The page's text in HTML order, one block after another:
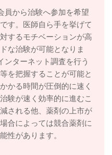
員から治験へ参加を希望
す。医師自ら手を挙げて
するモチベーションが高
な治験が可能となりま
ンターネット調査を行う
を把握することが可能と
かる時間が圧倒的に速く
験が速く効率的に進むこ
される他、薬剤の上市が
合によっては競合薬剤に
性があります。